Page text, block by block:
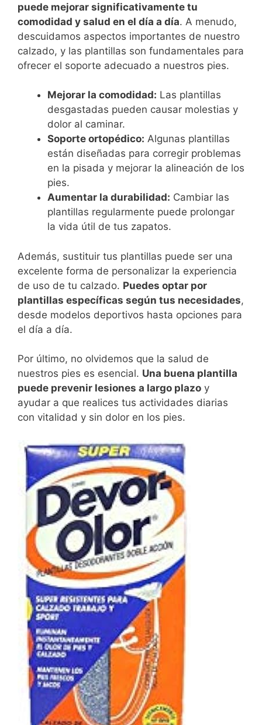
puede mejorar significativamente tu
comodidad y salud en el día a día. A menudo,
descuidamos aspectos importantes de nuestro
calzado, y las plantillas son fundamentales para
ofrecer el soporte adecuado a nuestros pies.
Mejorar la comodidad: Las plantillas
desgastadas pueden causar molestias y
dolor al caminar.
Soporte ortopédico: Algunas plantillas
están diseñadas para corregir problemas
en la pisada y mejorar la alineación de los
pies.
Aumentar la durabilidad: Cambiar las
plantillas regularmente puede prolongar
la vida útil de tus zapatos.
Además, sustituir tus plantillas puede ser una
excelente forma de personalizar la experiencia
de uso de tu calzado. Puedes optar por
plantillas específicas según tus necesidades,
desde modelos deportivos hasta opciones para
el día a día.
Por último, no olvidemos que la salud de
nuestros pies es esencial. Una buena plantilla
puede prevenir lesiones a largo plazo y
ayudar a que realices tus actividades diarias
con vitalidad y sin dolor en los pies.